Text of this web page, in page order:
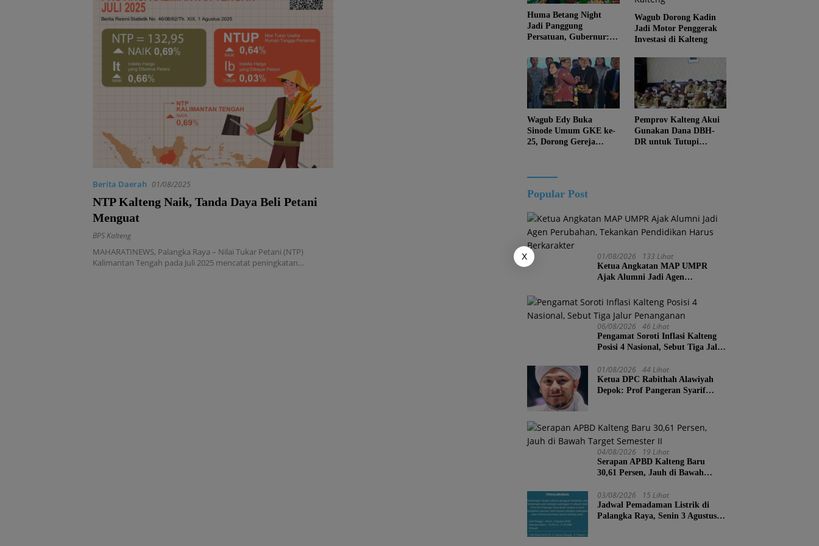
Berita Daerah 01/08/2025
NTP Kalteng Naik, Tanda Daya Beli Petani
Menguat
BPS Kalteng
MAHARATINEWS, Palangka Raya – Nilai Tukar Petani (NTP)
Kalimantan Tengah pada Juli 2025 mencatat peningkatan…
Huma Betang Night
Jadi Panggung
Persatuan, Gubernur:
Kemajuan Menghapus
Jati Diri Kalteng
Wagub Dorong Kadin
Jadi Motor Penggerak
Investasi di Kalteng
Wagub Edy Buka
Sinode Umum GKE ke-
25, Dorong Gereja
Pemprov Kalteng Akui
Gunakan Dana DBH-
DR untuk Tutupi
Popular Post
01/08/2026 133 Lihat
Ketua Angkatan MAP UMPR
Ajak Alumni Jadi Agen
Harus Berkarakter
06/08/2026 46 Lihat
Pengamat Soroti Inflasi Kalteng
Posisi 4 Nasional, Sebut Tiga Jalur
01/08/2026 44 Lihat
Ketua DPC Rabithah Alawiyah
Depok: Prof Pangeran Syarif
Menjadi Calon Ketua Umum
Rabitah Alawiyah
04/08/2026 19 Lihat
Serapan APBD Kalteng Baru
30,61 Persen, Jauh di Bawah
03/08/2026 15 Lihat
Jadwal Pemadaman Listrik di
Palangka Raya, Senin 3 Agustus
X